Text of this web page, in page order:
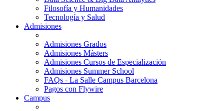
Filosofía y Humanidades
Tecnología y Salud
Admisiones
Admisiones Grados
Admisiones Másters
Admisiones Cursos de Especialización
Admisiones Summer School
FAQs - La Salle Campus Barcelona
Pagos con Flywire
Campus